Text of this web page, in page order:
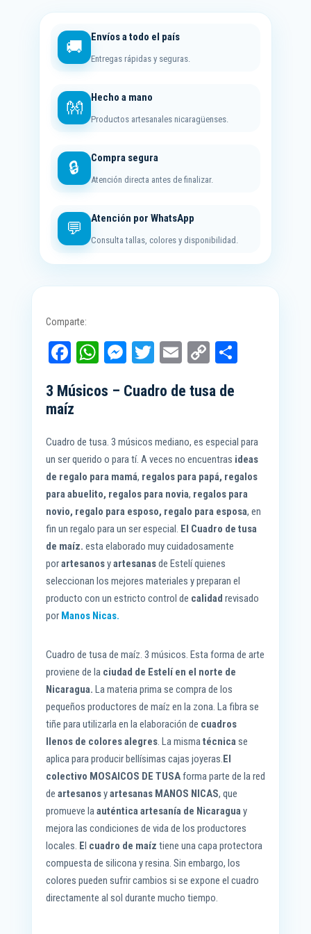
🚚
Envíos a todo el país
Entregas rápidas y seguras.
👐
Hecho a mano
Productos artesanales nicaragüenses.
🔒
Compra segura
Atención directa antes de finalizar.
💬
Atención por WhatsApp
Consulta tallas, colores y disponibilidad.
Comparte:
Fa
bo
ok
W
ts
pp
M
se
er
T
tt
E
ail
C
y
nk
C
rti
r
3 Músicos – Cuadro de tusa de
maíz
Cuadro de tusa. 3 músicos mediano, es especial para
un ser querido o para tí. A veces no encuentras ideas
de regalo para mamá, regalos para papá, regalos
para abuelito, regalos para novia, regalos para
novio, regalo para esposo, regalo para esposa, en
fin un regalo para un ser especial. El Cuadro de tusa
de maíz. esta elaborado muy cuidadosamente
porartesanosyartesanasde Estelí quienes
seleccionan los mejores materiales y preparan el
producto con un estricto control de calidad revisado
por Manos Nicas.
Cuadro de tusa de maíz. 3 músicos. Esta forma de arte
proviene de la ciudad de Estelí en el norte de
Nicaragua. La materia prima se compra de los
pequeños productores de maíz en la zona. La fibra se
tiñe para utilizarla en la elaboración de cuadros
llenos de colores alegres. La mismatécnicase
aplica para producir bellísimas cajas joyeras.El
colectivo MOSAICOS DE TUSAforma parte de la red
de artesanosyartesanas MANOS NICAS, que
promueve laauténtica artesanía de Nicaraguay
mejora las condiciones de vida de los productores
locales. El cuadro de maíz tiene una capa protectora
compuesta de silicona y resina. Sin embargo, los
colores pueden sufrir cambios si se expone el cuadro
directamente al sol durante mucho tiempo.